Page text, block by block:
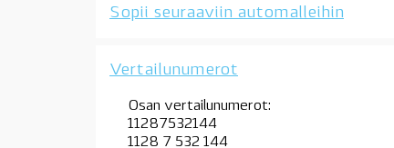
määrä
Sopii seuraaviin automalleihin
Vertailunumerot
Osan vertailunumerot:
11287532144
1128 7 532 144